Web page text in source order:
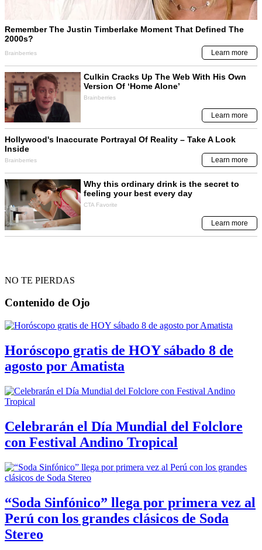
NO TE PIERDAS
Contenido de Ojo
Horóscopo gratis de HOY sábado 8 de
agosto por Amatista
Celebrarán el Día Mundial del Folclore
con Festival Andino Tropical
“Soda Sinfónico” llega por primera vez al
Perú con los grandes clásicos de Soda
Stereo